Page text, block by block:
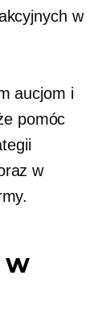
w
aucjom i
pomóc
w
w